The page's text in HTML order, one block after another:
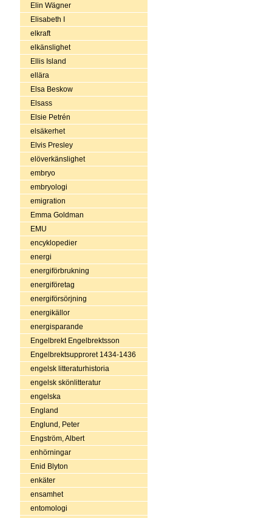
Elin Wägner
Elisabeth I
elkraft
elkänslighet
Ellis Island
ellära
Elsa Beskow
Elsass
Elsie Petrén
elsäkerhet
Elvis Presley
elöverkänslighet
embryo
embryologi
emigration
Emma Goldman
EMU
encyklopedier
energi
energiförbrukning
energiföretag
energiförsörjning
energikällor
energisparande
Engelbrekt Engelbrektsson
Engelbrektsupproret 1434-1436
engelsk litteraturhistoria
engelsk skönlitteratur
engelska
England
Englund, Peter
Engström, Albert
enhörningar
Enid Blyton
enkäter
ensamhet
entomologi